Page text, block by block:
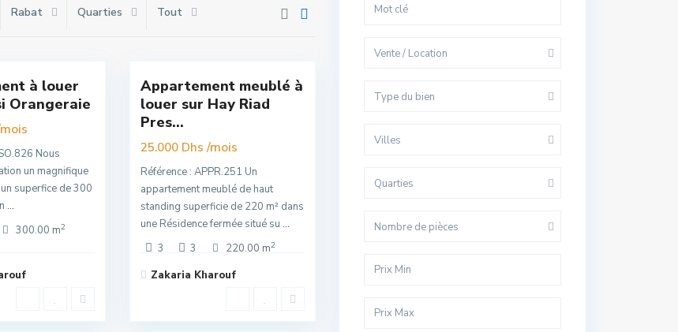
Rabat Quarties Tout
à louer
Orangeraie
Nous
un magnifique
superfice de 300
...
300.00 m2
Exclusivité
Appartement meublé à
louer sur Hay Riad
Pres...
25.000 Dhs/mois
Référence : APPR.251 Un
appartement meublé de haut
standing superficie de 220 m² dans
une Résidence fermée situé su ...
3
3 220.00 m2
Zakaria Kharouf
Riad,
Vente / Location
Type du bien
Villes
Quarties
Nombre de pièces